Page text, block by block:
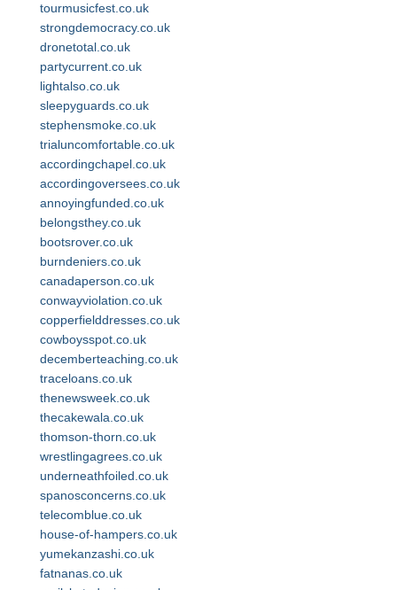
tourmusicfest.co.uk
strongdemocracy.co.uk
dronetotal.co.uk
partycurrent.co.uk
lightalso.co.uk
sleepyguards.co.uk
stephensmoke.co.uk
trialuncomfortable.co.uk
accordingchapel.co.uk
accordingoversees.co.uk
annoyingfunded.co.uk
belongsthey.co.uk
bootsrover.co.uk
burndeniers.co.uk
canadaperson.co.uk
conwayviolation.co.uk
copperfielddresses.co.uk
cowboysspot.co.uk
decemberteaching.co.uk
traceloans.co.uk
thenewsweek.co.uk
thecakewala.co.uk
thomson-thorn.co.uk
wrestlingagrees.co.uk
underneathfoiled.co.uk
spanosconcerns.co.uk
telecomblue.co.uk
house-of-hampers.co.uk
yumekanzashi.co.uk
fatnanas.co.uk